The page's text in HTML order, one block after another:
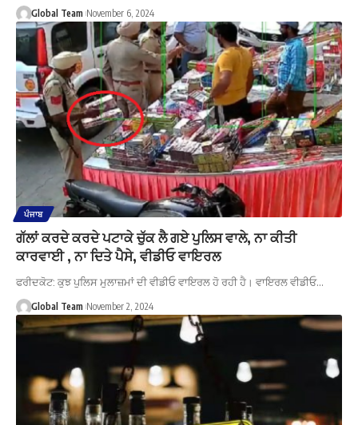
Global Team November 6, 2024
ਪੰਜਾਬ
ਗੱਲਾਂ ਕਰਦੇ ਕਰਦੇ ਪਟਾਕੇ ਚੁੱਕ ਲੈ ਗਏ ਪੁਲਿਸ ਵਾਲੇ, ਨਾ ਕੀਤੀ
ਕਾਰਵਾਈ , ਨਾ ਦਿਤੇ ਪੈਸੇ, ਵੀਡੀਓ ਵਾਇਰਲ
ਫਰੀਦਕੋਟ: ਕੁਝ ਪੁਲਿਸ ਮੁਲਾਜ਼ਮਾਂ ਦੀ ਵੀਡੀਓ ਵਾਇਰਲ ਹੋ ਰਹੀ ਹੈ। ਵਾਇਰਲ ਵੀਡੀਓ…
Global Team November 2, 2024